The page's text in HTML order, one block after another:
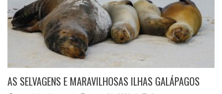
AS SELVAGENS E MARAVILHOSAS ILHAS GALÁPAGOS